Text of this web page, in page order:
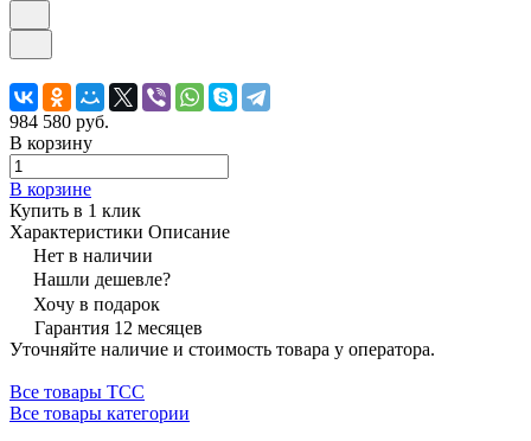
984 580 руб.
В корзину
В корзине
Купить в 1 клик
Характеристики Описание
Нет в наличии
Нашли дешевле?
Хочу в подарок
Гарантия 12 месяцев
Уточняйте наличие и стоимость товара у оператора.
Все товары ТСС
Все товары категории